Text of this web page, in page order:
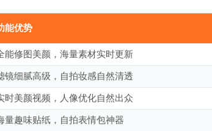
能优势
能修图美颜，海量素材实时更新
镜细腻高级，自拍妆感自然清透
时美颜视频，人像优化自然出众
量趣味贴纸，自拍表情包神器